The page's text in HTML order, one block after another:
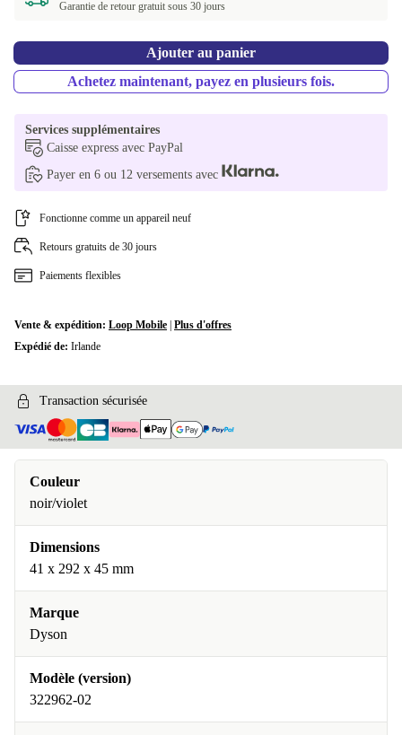
Garantie de retour gratuit sous 30 jours
Ajouter au panier
Achetez maintenant, payez en plusieurs fois.
Services supplémentaires
Caisse express avec PayPal
Payer en 6 ou 12 versements avec
Fonctionne comme un appareil neuf
Retours gratuits de 30 jours
Paiements flexibles
Vente & expédition: Loop Mobile Plus d'offres
Expédié de: Irlande
Transaction sécurisée
Couleur
noir/violet
Dimensions
41 x 292 x 45 mm
Marque
Dyson
Modèle (version)
322962-02